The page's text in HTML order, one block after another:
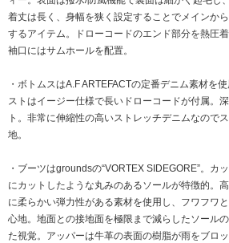
着丈は長く、身幅を狭く設定することでメインか
するアイテム。ドローコードのエンド部分を熱圧
袖口にはサムホールを配置。
・ボトムスはA.F ARTEFACTの定番デニム素材を
ストはイージー仕様で長いドローコードが付属。
ト。非常に伸縮性の高いストレッチデニムなので
地。
・ブーツはgroundsの“VORTEX SIDEGORE”。カ
にカットしたような丸みのあるソールが特徴的。
に柔らかい弾力性がある素材を使用し、フワフワ
心地。地面との接地面を極限まで減らしたソール
た視覚。アッパーは牛革の表面の樹脂が雨をブロ